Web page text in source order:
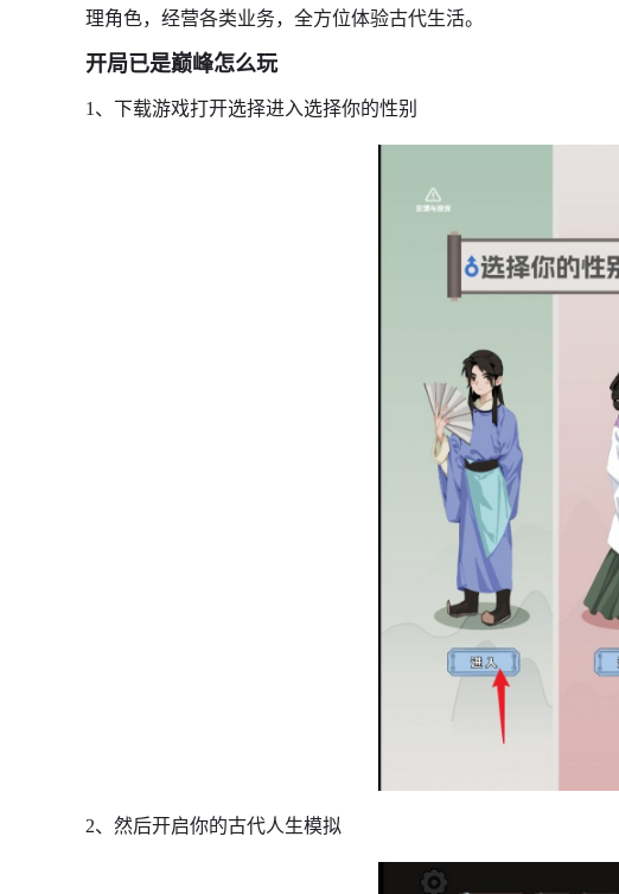
理角色，经营各类业务，全方位体验古代生活。
开局已是巅峰怎么玩
1、下载游戏打开选择进入选择你的性别
2、然后开启你的古代人生模拟